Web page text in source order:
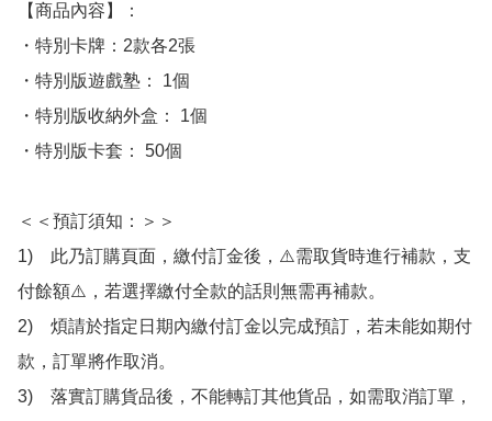
【商品內容】：
・特別卡牌：2款各2張
・特別版遊戲塾： 1個
・特別版收納外盒： 1個
・特別版卡套： 50個
＜＜預訂須知：＞＞
1)　此乃訂購頁面，繳付訂金後，⚠️需取貨時進行補款，支
付餘額⚠️，若選擇繳付全款的話則無需再補款。
2)　煩請於指定日期內繳付訂金以完成預訂，若未能如期付
款，訂單將作取消。
3)　落實訂購貨品後，不能轉訂其他貨品，如需取消訂單，